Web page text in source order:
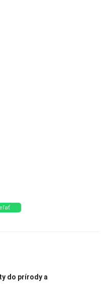
do prírody a